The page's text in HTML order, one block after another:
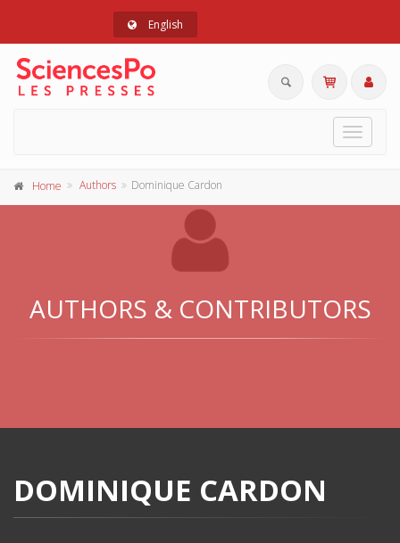
English
Toggle
Home Authors Dominique Cardon
AUTHORS & CONTRIBUTORS
DOMINIQUE CARDON